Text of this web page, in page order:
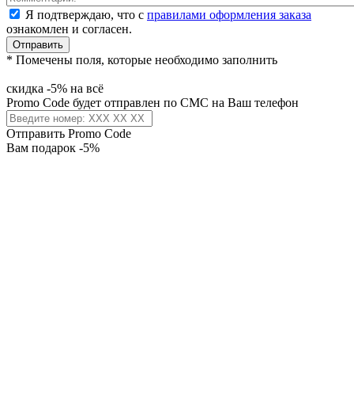
Я подтверждаю, что с правилами оформления заказа
ознакомлен и согласен.
Отправить
* Помечены поля, которые необходимо заполнить
скидка -5% на всё
Promo Code будет отправлен по СМС на Ваш телефон
Отправить Promo Code
Вам подарок -5%